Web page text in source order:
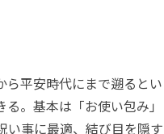
平安時代にまで遡るとい
。基本は「お使い包み」
い事に最適、結び目を隠す